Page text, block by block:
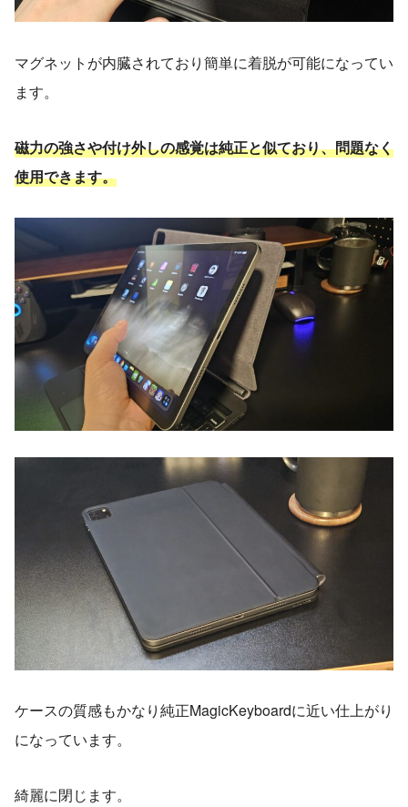
マグネットが内臓されており簡単に着脱が可能になってい
ます。
磁力の強さや付け外しの感覚は純正と似ており、問題なく
使用できます。
ケースの質感もかなり純正MagicKeyboardに近い仕上がり
になっています。
綺麗に閉じます。